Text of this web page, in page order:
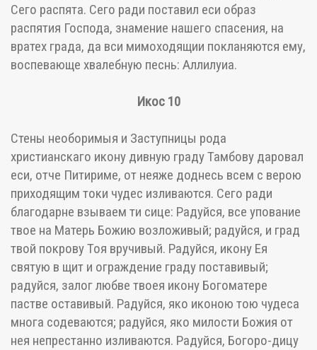
Сего распята. Сего ради поставил еси образ
распятия Господа, знамение нашего спасения, на
вратех града, да вси мимоходящии покланяются ему,
воспевающе хвалебную песнь: Аллилуиа.
Икос 10
Стены необоримыя и Заступницы рода
христианскаго икону дивную граду Тамбову даровал
еси, отче Питириме, от неяже доднесь всем с верою
приходящим токи чудес изливаются. Сего ради
благодарне взываем ти сице: Радуйся, все упование
твое на Матерь Божию возложивый; радуйся, и град
твой покрову Тоя вручивый. Радуйся, икону Ея
святую в щит и ограждение граду поставивый;
радуйся, залог любве твоея икону Богоматере
пастве оставивый. Радуйся, яко иконою тою чудеса
многа содеваются; радуйся, яко милости Божия от
нея непрестанно изливаются. Радуйся, Богоро-дицу